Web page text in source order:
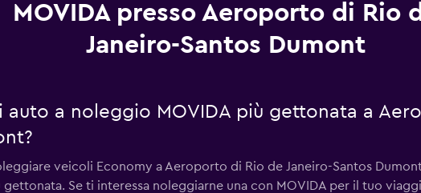
MOVIDA presso Aeroporto di Rio
Janeiro-Santos Dumont
auto a noleggio MOVIDA più gettonata a
veicoli Economy a Aeroporto di Rio de Janeiro-Santos
Se ti interessa noleggiarne una con MOVIDA per il tuo